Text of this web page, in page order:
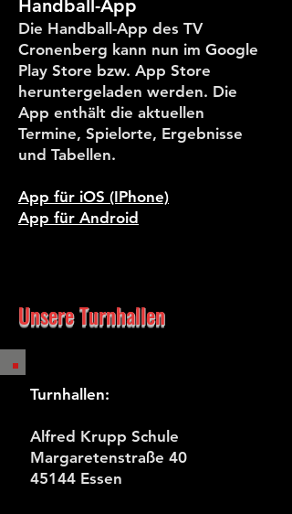
Handball-App
Die Handball-App des TV
Cronenberg kann nun im Google
Play Store bzw. App Store
heruntergeladen werden. Die
App enthält die aktuellen
Termine, Spielorte, Ergebnisse
und Tabellen.
App für iOS (IPhone)
App für Android
Unsere Turnhallen
Turnhallen:
Alfred Krupp Schule
Margaretenstraße 40
45144 Essen